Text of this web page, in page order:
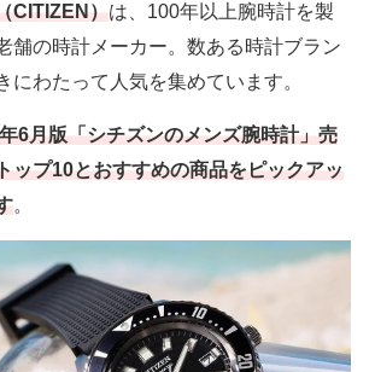
食品・飲料・お酒
ー
通す
新トレンド
CITIZEN）は、100年以上腕時計を製
舗の時計メーカー。数ある時計ブラン
にわたって人気を集めています。
6月版「シチズンのメンズ腕時計」売
ップ10とおすすめの商品をピックアッ
。